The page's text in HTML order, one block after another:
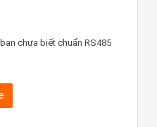
chưa biết chuẩn RS485